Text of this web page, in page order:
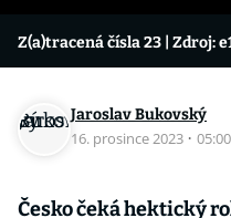
Z(a)tracená čísla 23 | Zdroj:
Jaroslav Bukovský
16. prosince 2023 · 05:00
Česko čeká hektický